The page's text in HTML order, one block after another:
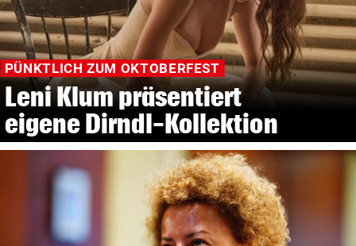
PÜNKTLICH ZUM OKTOBERFEST
Leni Klum präsentiert
eigene Dirndl-Kollektion